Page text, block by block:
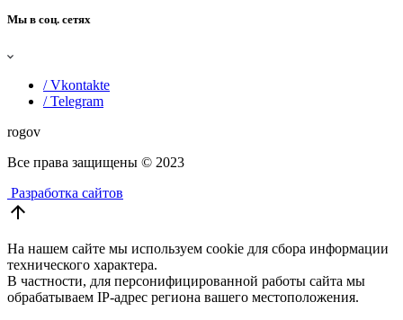
Мы в соц. сетях
/ Vkontakte
/ Telegram
rogov
Все права защищены © 2023
Разработка сайтов
arrow_upward
На нашем сайте мы используем cookie для сбора информации
технического характера.
В частности, для персонифицированной работы сайта мы
обрабатываем IP-адрес региона вашего местоположения.